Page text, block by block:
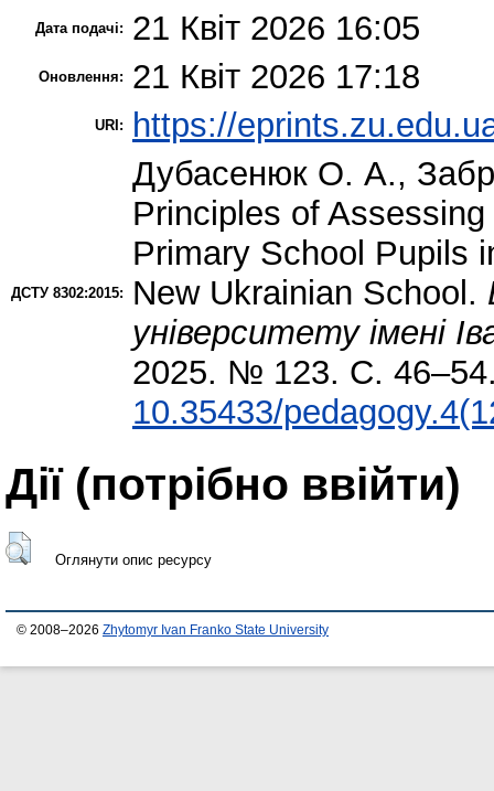
Дата подачі: 21 Квіт 2026 16:05
Оновлення: 21 Квіт 2026 17:18
URI: https://
ДСТУ 8302:2015:
Дубасенюк О. А.,
Principles of
Primary School Pupils
New Ukrainian School.
університету імені
2025. № 123. С.
10.35433/
Дії ​​(потрібно ввійти)
Оглянути опис ресурсу
© 2008–2026 Zhytomyr Ivan Franko State University